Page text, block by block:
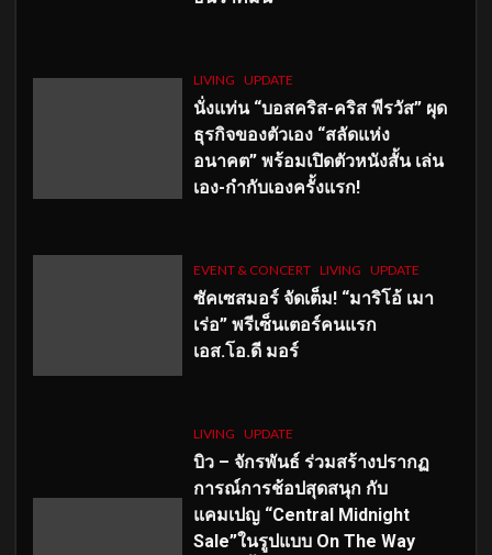
LIVING UPDATE
นั่งแท่น “บอสคริส-คริส พีรวัส” ผุด
ธุรกิจของตัวเอง “สลัดแห่ง
อนาคต” พร้อมเปิดตัวหนังสั้น เล่น
เอง-กำกับเองครั้งแรก!
EVENT & CONCERT LIVING UPDATE
ซัคเซสมอร์ จัดเต็ม! “มาริโอ้ เมา
เร่อ” พรีเซ็นเตอร์คนแรก
เอส.โอ.ดี มอร์
LIVING UPDATE
บิว – จักรพันธ์ ร่วมสร้างปรากฏ
การณ์การช้อปสุดสนุก กับ
แคมเปญ “Central Midnight
Sale”ในรูปแบบ On The Way